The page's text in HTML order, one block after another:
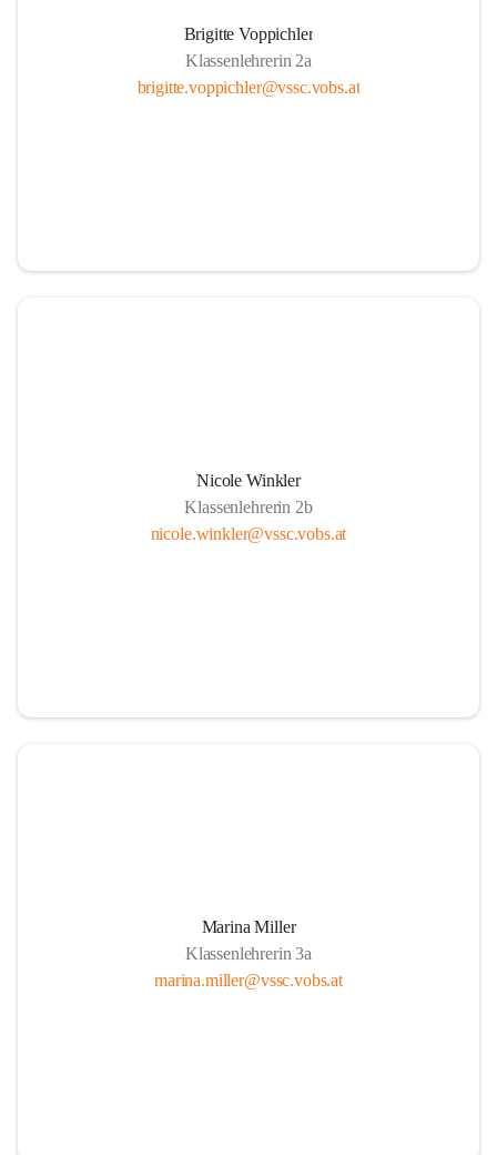
Brigitte Voppichler
Klassenlehrerin 2a
brigitte.voppichler@vssc.vobs.at
Nicole Winkler
Klassenlehrerin 2b
nicole.winkler@vssc.vobs.at
Marina Miller
Klassenlehrerin 3a
marina.miller@vssc.vobs.at